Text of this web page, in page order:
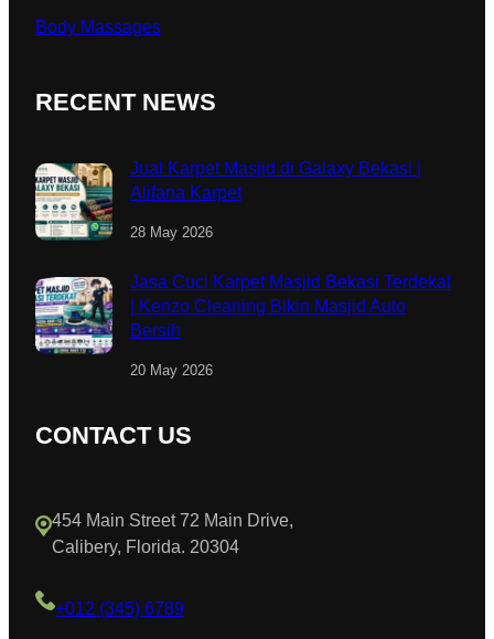
Body Massages
RECENT NEWS
Jual Karpet Masjid di Galaxy Bekasi |
Alifana Karpet
28 May 2026
Jasa Cuci Karpet Masjid Bekasi Terdekat
| Kenzo Cleaning Bikin Masjid Auto
Bersih
20 May 2026
CONTACT US
454 Main Street 72 Main Drive,
Calibery, Florida. 20304
+012 (345) 6789